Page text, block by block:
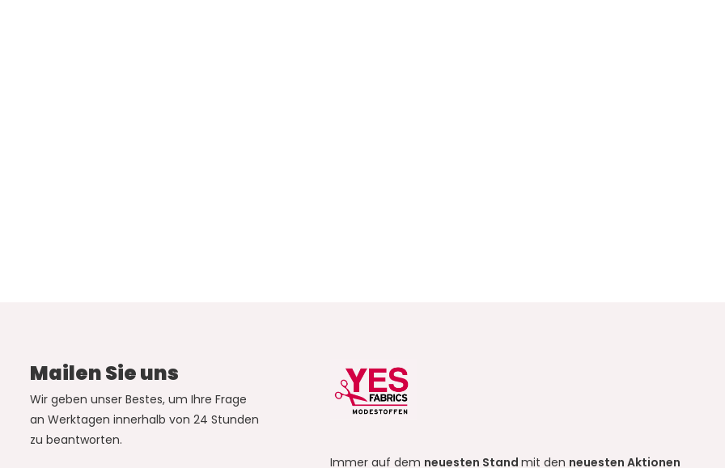
Mailen Sie uns
Wir geben unser Bestes, um Ihre Frage
an Werktagen innerhalb von 24 Stunden
zu beantworten.
Immer auf dem neuesten Standmit den neuesten Aktionen